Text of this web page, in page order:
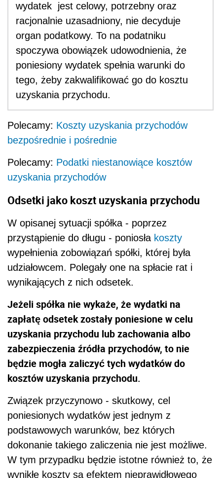
wydatek jest celowy, potrzebny oraz
racjonalnie uzasadniony, nie decyduje
organ podatkowy. To na podatniku
spoczywa obowiązek udowodnienia, że
poniesiony wydatek spełnia warunki do
tego, żeby zakwalifikować go do kosztu
uzyskania przychodu.
Polecamy: Koszty uzyskania przychodów
bezpośrednie i pośrednie
Polecamy: Podatki niestanowiące kosztów
uzyskania przychodów
Odsetki jako koszt uzyskania przychodu
W opisanej sytuacji spółka - poprzez
przystąpienie do długu - poniosła koszty
wypełnienia zobowiązań spółki, której była
udziałowcem. Polegały one na spłacie rat i
wynikających z nich odsetek.
Jeżeli spółka nie wykaże, że wydatki na
zapłatę odsetek zostały poniesione w celu
uzyskania przychodu lub zachowania albo
zabezpieczenia źródła przychodów, to nie
będzie mogła zaliczyć tych wydatków do
kosztów uzyskania przychodu.
Związek przyczynowo - skutkowy, cel
poniesionych wydatków jest jednym z
podstawowych warunków, bez których
dokonanie takiego zaliczenia nie jest możliwe.
W tym przypadku będzie istotne również to, że
wynikłe koszty są efektem nieprawidłowego